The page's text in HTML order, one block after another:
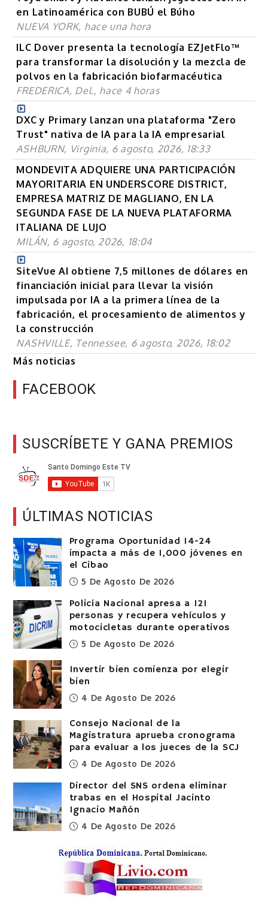
en Latinoamérica con BUBÚ el Búho
NUEVA YORK, hace una hora
ILC Dover presenta la tecnología EZJetFlo™
para transformar la disolución y la mezcla de
polvos en la fabricación biofarmacéutica
FREDERICA, Del., hace 4 horas
DXC y Primary lanzan una plataforma "Zero
Trust" nativa de IA para la IA empresarial
ASHBURN, Virginia, 6 agosto, 2026, 18:33
MONDEVITA ADQUIERE UNA PARTICIPACIÓN
MAYORITARIA EN UNDERSCORE DISTRICT,
EMPRESA MATRIZ DE MAGLIANO, EN LA
SEGUNDA FASE DE LA NUEVA PLATAFORMA
ITALIANA DE LUJO
MILÁN, 6 agosto, 2026, 18:04
SiteVue AI obtiene 7,5 millones de dólares en
financiación inicial para llevar la visión
impulsada por IA a la primera línea de la
fabricación, el procesamiento de alimentos y
la construcción
NASHVILLE, Tennessee, 6 agosto, 2026, 18:02
Más noticias
FACEBOOK
SUSCRÍBETE Y GANA PREMIOS
ÚLTIMAS NOTICIAS
Programa Oportunidad 14-24
impacta a más de 1,000 jóvenes en
el Cibao
5 De Agosto De 2026
Policía Nacional apresa a 121
personas y recupera vehículos y
motocicletas durante operativos
5 De Agosto De 2026
Invertir bien comienza por elegir
bien
4 De Agosto De 2026
Consejo Nacional de la
Magistratura aprueba cronograma
para evaluar a los jueces de la SCJ
4 De Agosto De 2026
Director del SNS ordena eliminar
trabas en el Hospital Jacinto
Ignacio Mañón
4 De Agosto De 2026